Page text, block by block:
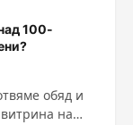
100-
обяд и
на